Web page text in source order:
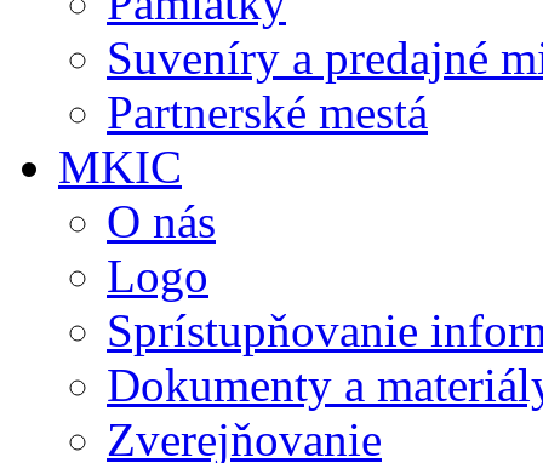
Suveníry a predajné
Partnerské mestá
MKIC
O nás
Logo
Sprístupňovanie
Dokumenty a
Zverejňovanie